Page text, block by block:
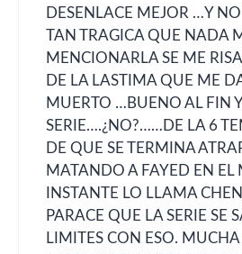
DESENLACE MEJOR …Y
TAN TRAGICA QUE NADA
MENCIONARLA SE ME
DE LA LASTIMA QUE ME
MUERTO …BUENO AL FIN
SERIE….¿NO?……DE LA 6
DE QUE SE TERMINA
MATANDO A FAYED EN EL
INSTANTE LO LLAMA
PARACE QUE LA SERIE SE
LIMITES CON ESO.